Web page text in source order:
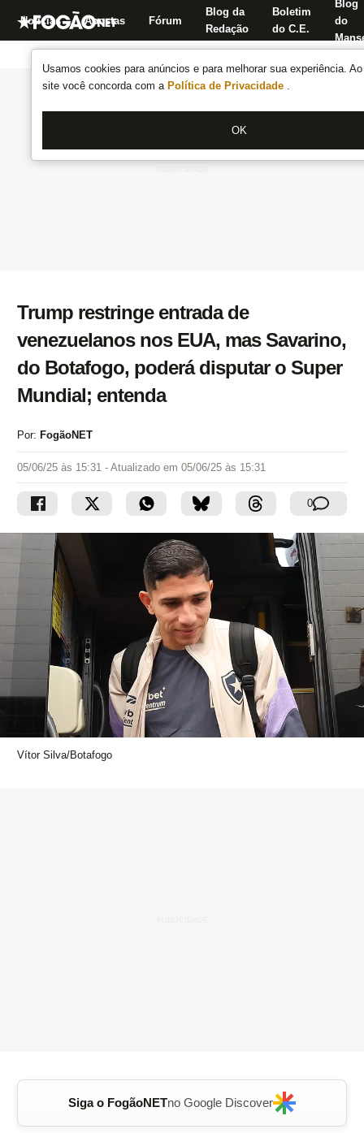
Usamos cookies para anúncios e para melhorar sua experiência.
site você concorda com a Política de Privacidade .
OK
Notícias Apostas Fórum
Blog da
Redação
Boletim
do C.E.
Blog
do
Trump restringe entrada de
venezuelanos nos EUA, mas Savarino,
do Botafogo, poderá disputar o Super
Mundial; entenda
Por: FogãoNET
05/06/25 às 15:31 - Atualizado em 05/06/25 às 15:31
0
Vítor Silva/Botafogo
Siga o FogãoNETno Google Discover